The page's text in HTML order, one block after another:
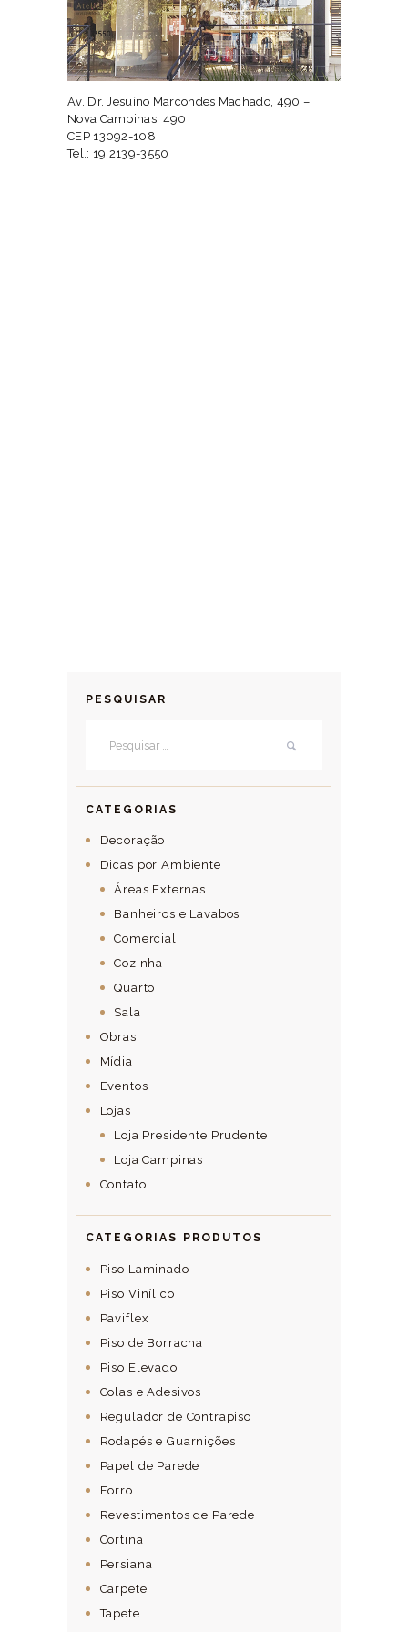
Av. Dr. Jesuíno Marcondes Machado, 490 –
Nova Campinas, 490
CEP 13092-108
Tel.: 19 2139-3550
PESQUISAR
CATEGORIAS
Decoração
Dicas por Ambiente
Áreas Externas
Banheiros e Lavabos
Comercial
Cozinha
Quarto
Sala
Obras
Mídia
Eventos
Lojas
Loja Presidente Prudente
Loja Campinas
Contato
CATEGORIAS PRODUTOS
Piso Laminado
Piso Vinílico
Paviflex
Piso de Borracha
Piso Elevado
Colas e Adesivos
Regulador de Contrapiso
Rodapés e Guarnições
Papel de Parede
Forro
Revestimentos de Parede
Cortina
Persiana
Carpete
Tapete